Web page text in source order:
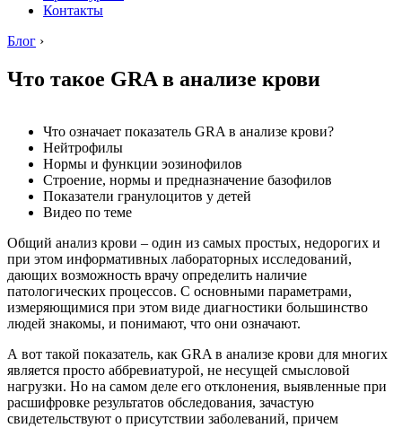
Контакты
Блог ›
Что такое GRA в анализе крови
Что означает показатель GRA в анализе крови?
Нейтрофилы
Нормы и функции эозинофилов
Строение, нормы и предназначение базофилов
Показатели гранулоцитов у детей
Видео по теме
Общий анализ крови – один из самых простых, недорогих и
при этом информативных лабораторных исследований,
дающих возможность врачу определить наличие
патологических процессов. С основными параметрами,
измеряющимися при этом виде диагностики большинство
людей знакомы, и понимают, что они означают.
А вот такой показатель, как GRA в анализе крови для многих
является просто аббревиатурой, не несущей смысловой
нагрузки. Но на самом деле его отклонения, выявленные при
расшифровке результатов обследования, зачастую
свидетельствуют о присутствии заболеваний, причем